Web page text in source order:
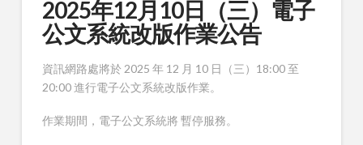
2025年12月10日（三）電子
公文系統改版作業公告
資訊網路處將於 2025 年 12 月 10 日（三）18:00 至
20:00 進行電子公文系統改版作業。
作業期間，電子公文系統將 暫停服務。